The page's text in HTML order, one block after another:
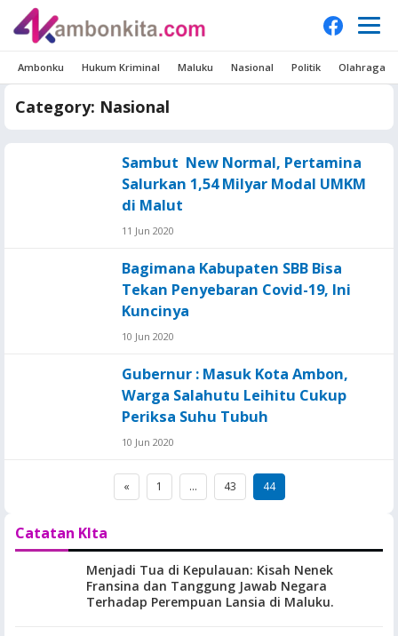
Ambonku Hukum Kriminal Maluku Nasional Politik Olahraga
Category: Nasional
Sambut New Normal, Pertamina
Salurkan 1,54 Milyar Modal UMKM
di Malut
11 Jun 2020
Bagimana Kabupaten SBB Bisa
Tekan Penyebaran Covid-19, Ini
Kuncinya
10 Jun 2020
Gubernur : Masuk Kota Ambon,
Warga Salahutu Leihitu Cukup
Periksa Suhu Tubuh
10 Jun 2020
« 1 … 43 44
Catatan KIta
Menjadi Tua di Kepulauan: Kisah Nenek
Fransina dan Tanggung Jawab Negara
Terhadap Perempuan Lansia di Maluku.